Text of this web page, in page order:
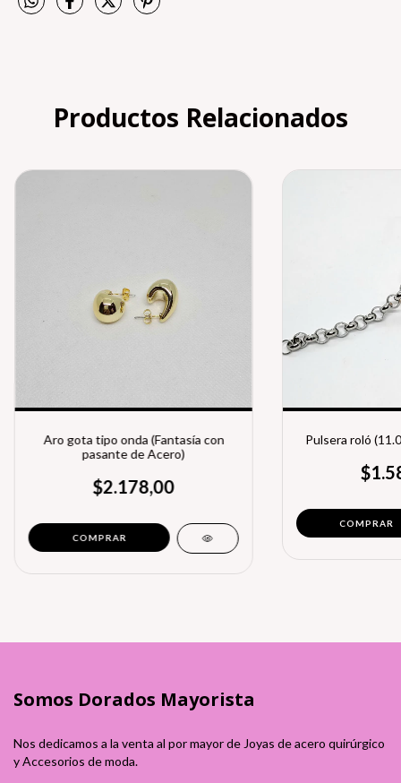
Productos Relacionados
Aro gota tipo onda (Fantasía con
pasante de Acero)
$2.178,00
COMPRAR
Pulsera roló
Somos Dorados Mayorista
Nos dedicamos a la venta al por mayor de Joyas de acero quirúrgico
y Accesorios de moda.